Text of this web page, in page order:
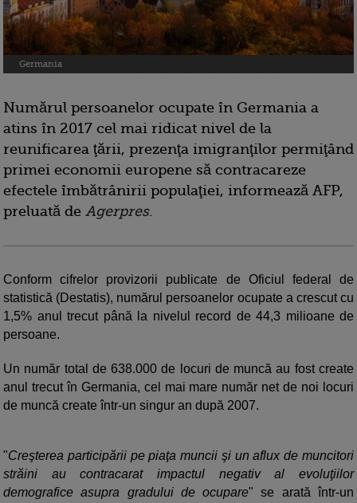
Germania
Numărul persoanelor ocupate în Germania a
atins în 2017 cel mai ridicat nivel de la
reunificarea ţării, prezenţa imigranţilor permiţând
primei economii europene să contracareze
efectele îmbătrânirii populaţiei, informează AFP,
preluată de Agerpres.
Conform cifrelor provizorii publicate de Oficiul federal de
statistică (Destatis), numărul persoanelor ocupate a crescut cu
1,5% anul trecut până la nivelul record de 44,3 milioane de
persoane.
Un număr total de 638.000 de locuri de muncă au fost create
anul trecut în Germania, cel mai mare număr net de noi locuri
de muncă create într-un singur an după 2007.
"Creşterea participării pe piaţa muncii şi un aflux de muncitori
străini au contracarat impactul negativ al evoluţiilor
demografice asupra gradului de ocupare" se arată într-un